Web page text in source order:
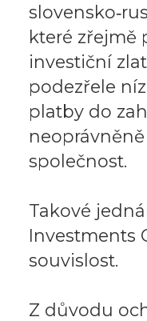
které zřejmě
investiční
podezřele
platby do
společnost.
Takové
Investments
souvislost.
Z důvodu